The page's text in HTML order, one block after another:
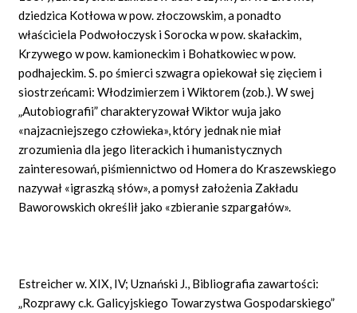
dziedzica Kotłowa w pow. złoczowskim, a ponadto
właściciela Podwołoczysk i Sorocka w pow. skałackim,
Krzywego w pow. kamioneckim i Bohatkowiec w pow.
podhajeckim. S. po śmierci szwagra opiekował się zięciem i
siostrzeńcami: Włodzimierzem i Wiktorem (zob.). W swej
„Autobiografii” charakteryzował Wiktor wuja jako
«najzacniejszego człowieka», który jednak nie miał
zrozumienia dla jego literackich i humanistycznych
zainteresowań, piśmiennictwo od Homera do Kraszewskiego
nazywał «igraszką słów», a pomysł założenia Zakładu
Baworowskich określił jako «zbieranie szpargałów».
Estreicher w. XIX, IV; Uznański J., Bibliografia zawartości:
„Rozprawy c.k. Galicyjskiego Towarzystwa Gospodarskiego”